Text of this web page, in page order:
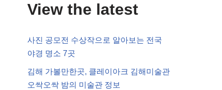
View the latest
사진 공모전 수상작으로 알아보는 전국
야경 명소 7곳
김해 가볼만한곳, 클레이아크 김해미술관
오싹오싹 밤의 미술관 정보